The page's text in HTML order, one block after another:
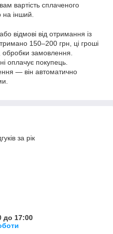
вартість сплаченого
інший.
відмові від отримання із
150–200 грн, ці гроші
обробки замовлення.
оплачує покупець.
— він автоматично
за рік
до 17:00